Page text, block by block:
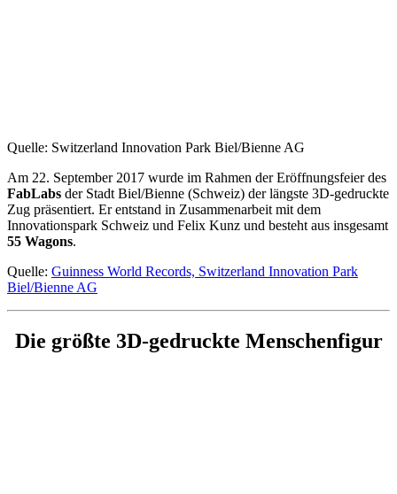
Quelle: Switzerland Innovation Park Biel/Bienne AG
Am 22. September 2017 wurde im Rahmen der Eröffnungsfeier des
FabLabs der Stadt Biel/Bienne (Schweiz) der längste 3D-gedruckte
Zug präsentiert. Er entstand in Zusammenarbeit mit dem
Innovationspark Schweiz und Felix Kunz und besteht aus insgesamt
55 Wagons.
Quelle: Guinness World Records, Switzerland Innovation Park
Biel/Bienne AG
Die größte 3D-gedruckte Menschenfigur